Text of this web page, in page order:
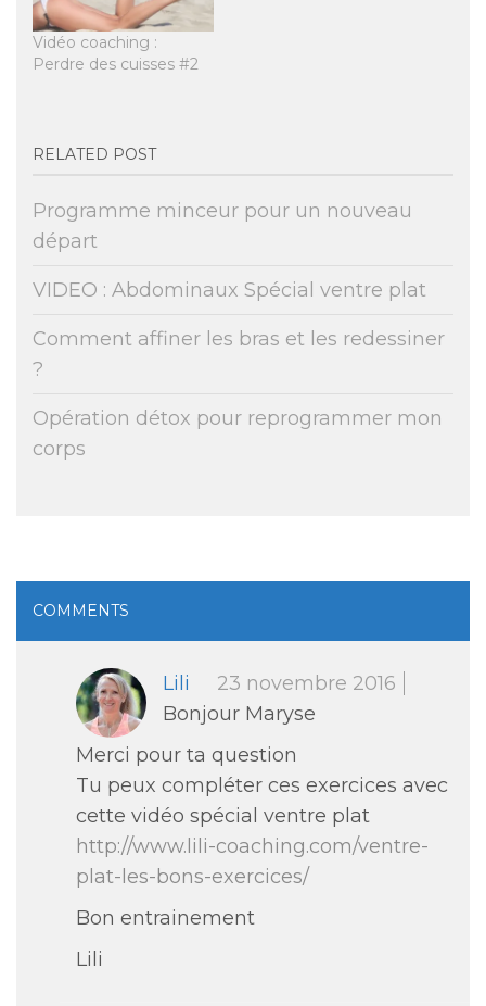
Vidéo coaching :
Perdre des cuisses #2
RELATED POST
Programme minceur pour un nouveau
départ
VIDEO : Abdominaux Spécial ventre plat
Comment affiner les bras et les redessiner
?
Opération détox pour reprogrammer mon
corps
COMMENTS
Lili
23 novembre 2016
Bonjour Maryse
Merci pour ta question
Tu peux compléter ces exercices avec
cette vidéo spécial ventre plat
http://www.lili-coaching.com/ventre-
plat-les-bons-exercices/
Bon entrainement
Lili